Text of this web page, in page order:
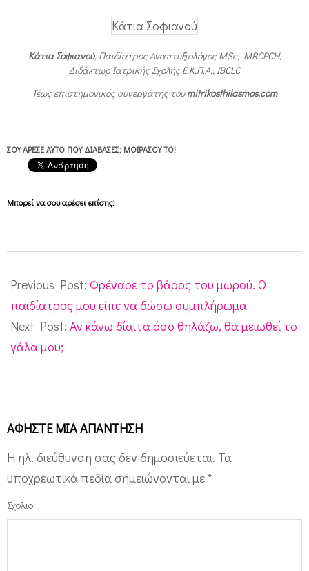
Κάτια Σοφιανού
Κάτια Σοφιανού, Παιδίατρος Αναπτυξιολόγος MSc, MRCPCH,
Διδάκτωρ Ιατρικής Σχολής Ε.Κ.Π.Α., IBCLC
Τέως επιστημονικός συνεργάτης τουmitrikosthilasmos.com
ΣΟΥ ΆΡΕΣΕ ΑΥΤΌ ΠΟΥ ΔΙΆΒΑΣΕΣ; ΜΟΙΡΆΣΟΥ ΤΟ!
Μπορεί να σου αρέσει επίσης:
12-
01
Previous Post: Φρέναρε το βάρος του μωρού. Ο
παιδίατρος μου είπε να δώσω συμπλήρωμα
Next Post: Αν κάνω δίαιτα όσο θηλάζω, θα μειωθεί το
γάλα μου;
ΑΦΉΣΤΕ ΜΙΑ ΑΠΆΝΤΗΣΗ
Η ηλ. διεύθυνση σας δεν δημοσιεύεται. Τα
υποχρεωτικά πεδία σημειώνονται με *
Σχόλιο